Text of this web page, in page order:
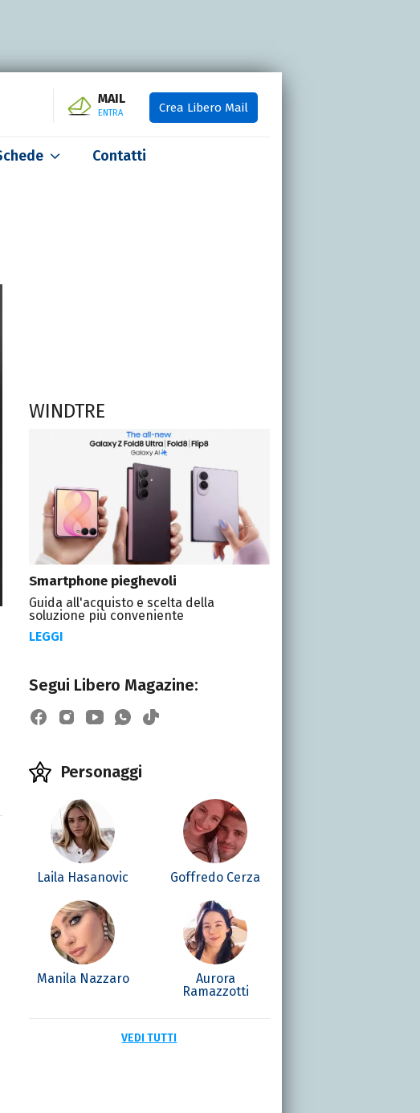
MAIL
ENTRA Crea Libero Mail
Contatti
WINDTRE
Smartphone pieghevoli
Guida all'acquisto e scelta della
soluzione più conveniente
LEGGI
Segui Libero Magazine:
Personaggi
Laila Hasanovic Goffredo Cerza
Manila Nazzaro
Aurora
Ramazzotti
VEDI TUTTI